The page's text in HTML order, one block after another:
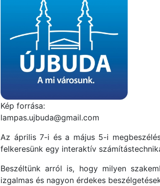
Kép forrása:
lampas.ujbuda@gmail.com
Az április 7-i és a május 5-i
felkeresünk egy interaktív
Beszéltünk arról is, hogy milyen
izgalmas és nagyon érdekes